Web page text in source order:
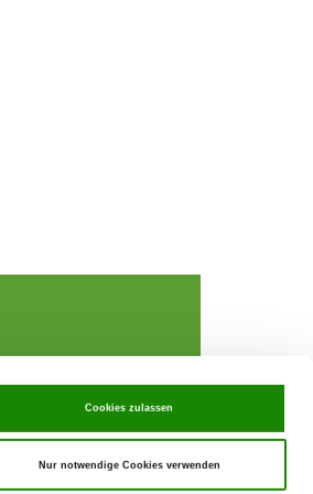
Cookies zulassen
Nur notwendige Cookies verwenden